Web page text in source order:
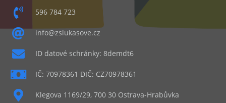
596 784 723
info@zslukasove.cz
ID datové schránky: 8demdt6
IČ: 70978361 DIČ: CZ70978361
Klegova 1169/29, 700 30 Ostrava-Hrabůvka